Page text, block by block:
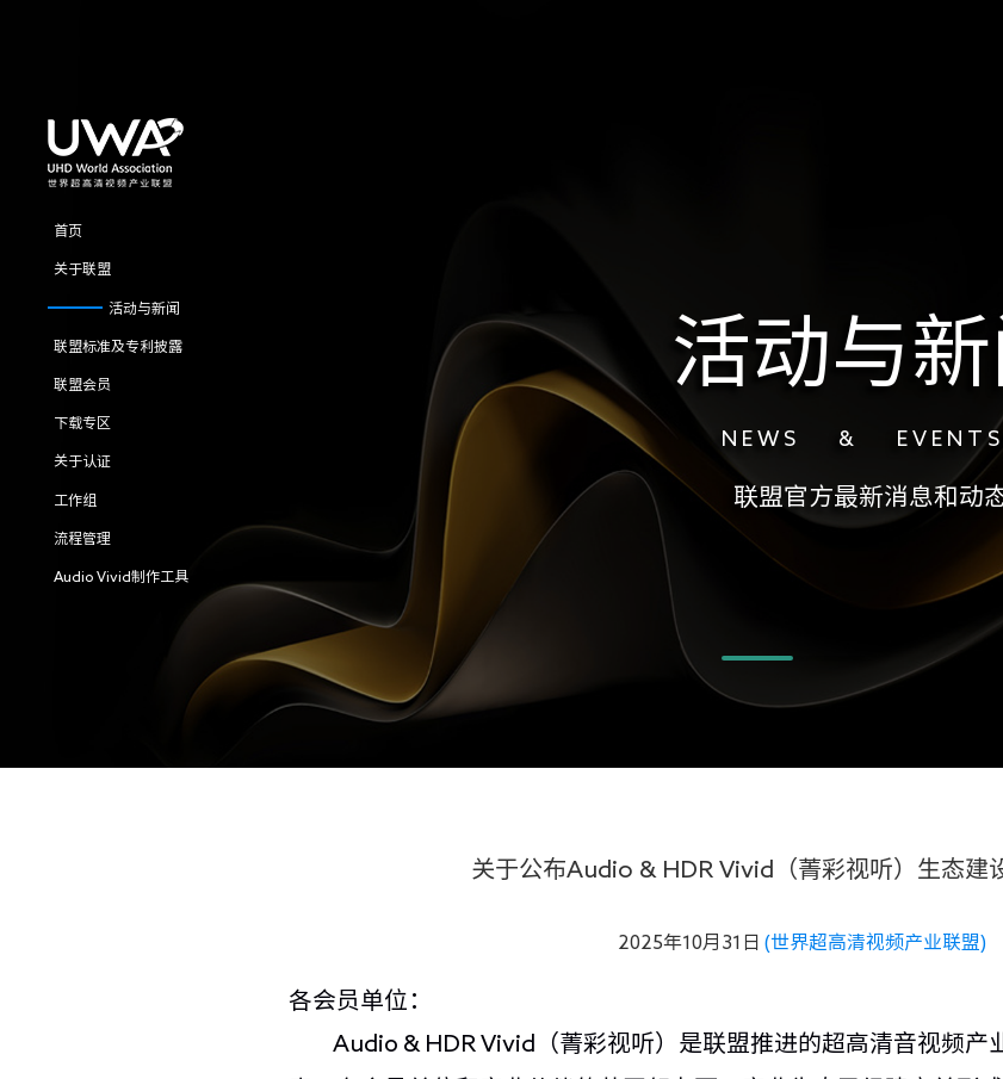
首页
关于联盟
活动与新闻
联盟标准及专利披露
联盟会员
下载专区
关于认证
工作组
流程管理
Audio Vivid制作工具
活动与新
N E W S & E V E N T
联盟官方最新消息和动
关于公布Audio & HDR Vivid（菁彩视听）生态建
2025年10月31日 (世界超高清视频产业联盟)
各会员单位：
Audio & HDR Vivid（菁彩视听）是联盟推进的超高清音视频产